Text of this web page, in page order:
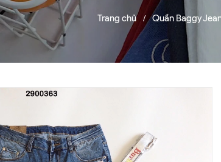
Trang chủ / Quần Baggy